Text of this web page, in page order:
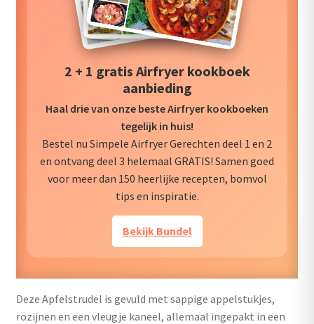
2 + 1 gratis Airfryer kookboek
aanbieding
Haal drie van onze beste Airfryer kookboeken
tegelijk in huis!
Bestel nu Simpele Airfryer Gerechten deel 1 en 2
en ontvang deel 3 helemaal GRATIS! Samen goed
voor meer dan 150 heerlijke recepten, bomvol
tips en inspiratie.
Bekijk Bundel
Deze Apfelstrudel is gevuld met sappige appelstukjes,
rozijnen en een vleugje kaneel, allemaal ingepakt in een